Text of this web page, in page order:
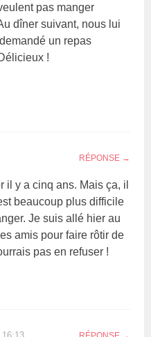
pas manger
dîner suivant, nous lui
un repas
!
RÉPONSE
il y a cinq ans. Mais ça, il
beaucoup plus difficile
Je suis allé hier au
amis pour faire rôtir de
pas en refuser !